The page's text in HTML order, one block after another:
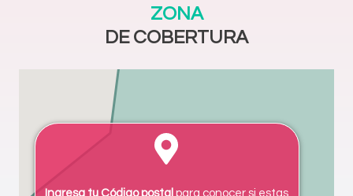
ZONA
DE COBERTURA
Ingresa tu Código postal para conocer si estas